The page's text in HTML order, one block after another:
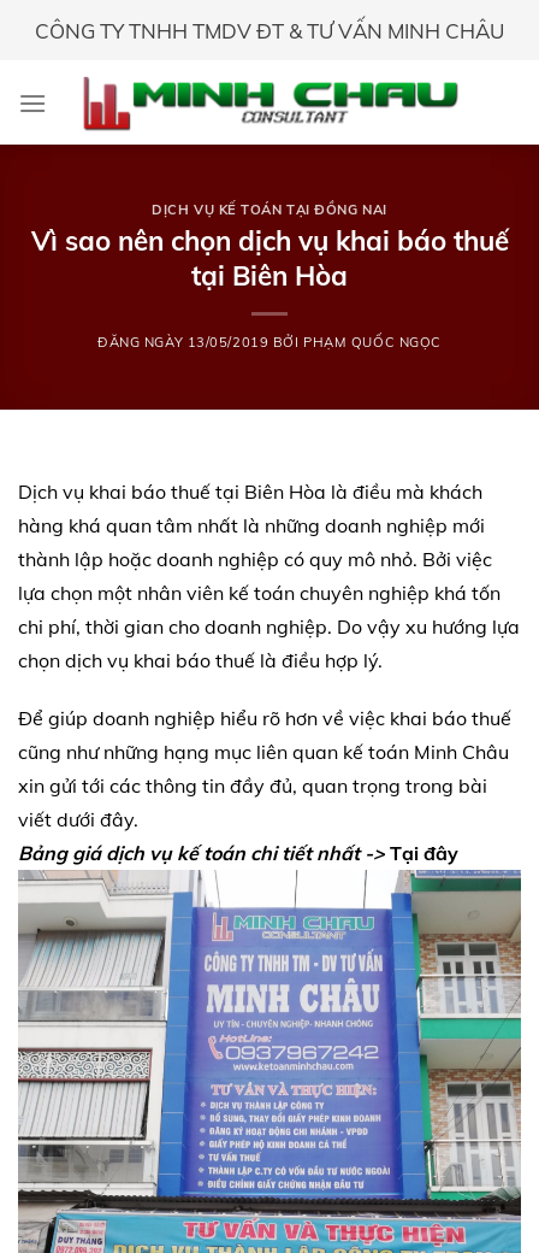
CÔNG TY TNHH TMDV ĐT & TƯ VẤN MINH CHÂU
DỊCH VỤ KẾ TOÁN TẠI ĐỒNG NAI
Vì sao nên chọn dịch vụ khai báo thuế
tại Biên Hòa
ĐĂNG NGÀY 13/05/2019 BỞI PHẠM QUỐC NGỌC
Dịch vụ khai báo thuế tại Biên Hòa là điều mà khách
hàng khá quan tâm nhất là những doanh nghiệp mới
thành lập hoặc doanh nghiệp có quy mô nhỏ. Bởi việc
lựa chọn một nhân viên kế toán chuyên nghiệp khá tốn
chi phí, thời gian cho doanh nghiệp. Do vậy xu hướng lựa
chọn dịch vụ khai báo thuế là điều hợp lý.
Để giúp doanh nghiệp hiểu rõ hơn về việc khai báo thuế
cũng như những hạng mục liên quan kế toán Minh Châu
xin gửi tới các thông tin đầy đủ, quan trọng trong bài
viết dưới đây.
Bảng giá dịch vụ kế toán chi tiết nhất -> Tại đây